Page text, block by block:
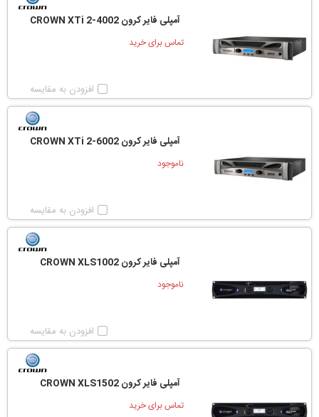
آمپلی فایر کرون CROWN XTi 2-4002
تماس برای خرید
افزودن به مقایسه
آمپلی فایر کرون CROWN XTi 2-6002
ناموجود
افزودن به مقایسه
آمپلی فایر کرون CROWN XLS1002
ناموجود
افزودن به مقایسه
آمپلی فایر کرون CROWN XLS1502
تماس برای خرید